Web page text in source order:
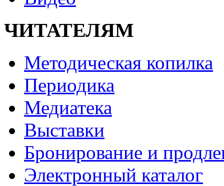
ЧИТАТЕЛЯМ
Методическая копилка
Периодика
Медиатека
Выставки
Бронирование и
Электронный каталог